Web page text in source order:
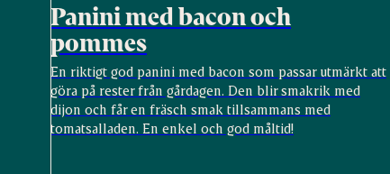
Panini med bacon och
pommes
En riktigt god panini med bacon som passar utmärkt att
göra på rester från gårdagen. Den blir smakrik med
dijon och får en fräsch smak tillsammans med
tomatsalladen. En enkel och god måltid!